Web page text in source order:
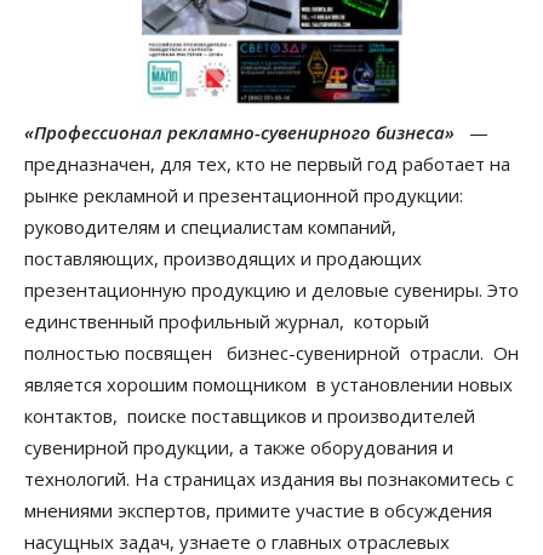
«Профессионал рекламно-сувенирного бизнеса»
—
предназначен, для тех, кто не первый год работает на
рынке рекламной и презентационной продукции:
руководителям и специалистам компаний,
поставляющих, производящих и продающих
презентационную продукцию и деловые сувениры. Это
единственный профильный журнал, который
полностью посвящен бизнес-сувенирной отрасли. Он
является хорошим помощником в установлении новых
контактов, поиске поставщиков и производителей
сувенирной продукции, а также оборудования и
технологий. На страницах издания вы познакомитесь с
мнениями экспертов, примите участие в обсуждения
насущных задач, узнаете о главных отраслевых